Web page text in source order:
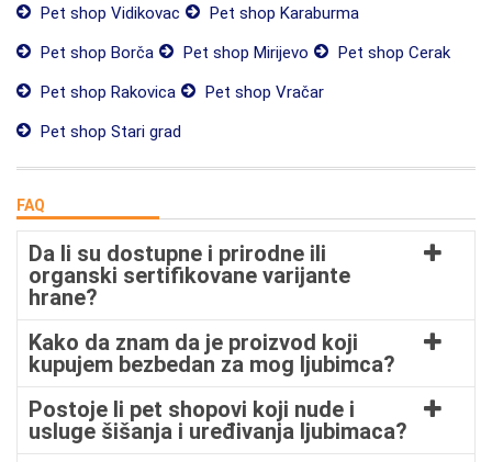
Pet shop Vidikovac
Pet shop Karaburma
Pet shop Borča
Pet shop Mirijevo
Pet shop Cerak
Pet shop Rakovica
Pet shop Vračar
Pet shop Stari grad
FAQ
Da li su dostupne i prirodne ili
organski sertifikovane varijante
hrane?
Kako da znam da je proizvod koji
kupujem bezbedan za mog ljubimca?
Postoje li pet shopovi koji nude i
usluge šišanja i uređivanja ljubimaca?